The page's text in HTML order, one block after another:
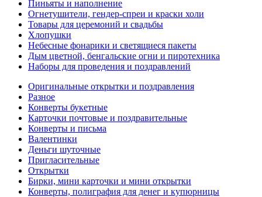
Пиньяты и наполнение
Огнетушители, гендер-спреи и краски холи
Товары для церемоний и свадьбы
Хлопушки
Небесные фонарики и светящиеся пакеты
Дым цветной, бенгальские огни и пиротехника
Наборы для проведения и поздравлений
Оригинальные открытки и поздравления
Разное
Конверты букетные
Карточки почтовые и поздравительные
Конверты и письма
Валентинки
Деньги шуточные
Пригласительные
Открытки
Бирки, мини карточки и мини открытки
Конверты, полиграфия для денег и купюрницы